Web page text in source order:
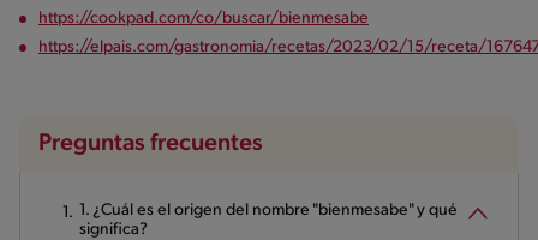
https://cookpad.com/co/buscar/bienmesabe
https://elpais.com/gastronomia/recetas/2023/02/15/receta/
Preguntas frecuentes
1. ¿Cuál es el origen del nombre "bienmesabe" y qué
significa?